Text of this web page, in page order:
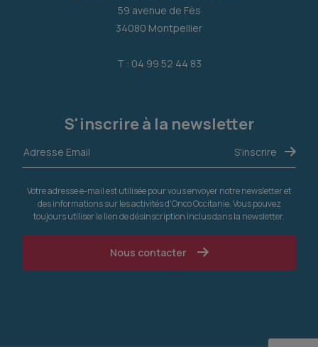
59 avenue de Fès
34080 Montpellier
T : 04 99 52 44 83
S'inscrire à la newsletter
Votre adresse e-mail est utilisée pour vous envoyer notre newsletter et
des informations sur les activités d'Onco Occitanie. Vous pouvez
toujours utiliser le lien de désinscription inclus dans la newsletter.
Nous contacter